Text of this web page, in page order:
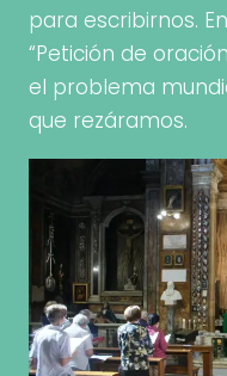
para escribirnos.
“Petición de
el problema
que rezáramos.